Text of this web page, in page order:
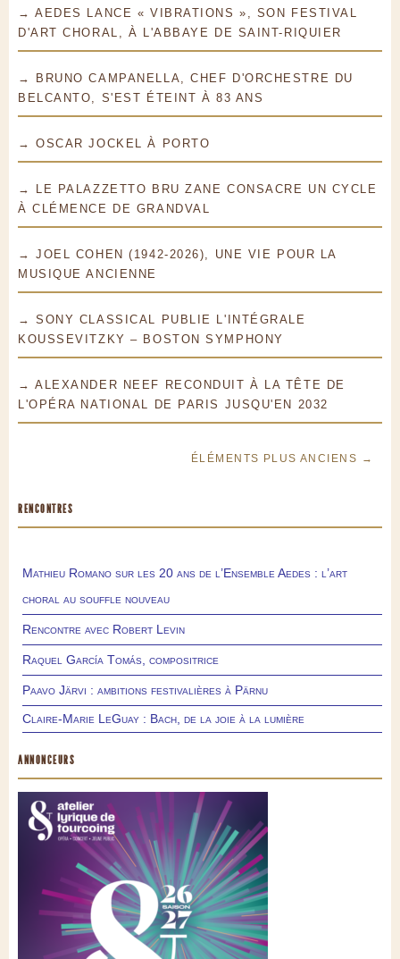
→ AEDES LANCE « VIBRATIONS », SON FESTIVAL
D'ART CHORAL, À L'ABBAYE DE SAINT-RIQUIER
→ BRUNO CAMPANELLA, CHEF D'ORCHESTRE DU
BELCANTO, S'EST ÉTEINT À 83 ANS
→ OSCAR JOCKEL À PORTO
→ LE PALAZZETTO BRU ZANE CONSACRE UN CYCLE
À CLÉMENCE DE GRANDVAL
→ JOEL COHEN (1942-2026), UNE VIE POUR LA
MUSIQUE ANCIENNE
→ SONY CLASSICAL PUBLIE L'INTÉGRALE
KOUSSEVITZKY – BOSTON SYMPHONY
→ ALEXANDER NEEF RECONDUIT À LA TÊTE DE
L'OPÉRA NATIONAL DE PARIS JUSQU'EN 2032
ÉLÉMENTS PLUS ANCIENS →
RENCONTRES
Mathieu Romano sur les 20 ans de l’Ensemble Aedes : l’art
choral au souffle nouveau
Rencontre avec Robert Levin
Raquel García Tomás, compositrice
Paavo Järvi : ambitions festivalières à Pärnu
Claire-Marie LeGuay : Bach, de la joie à la lumière
ANNONCEURS